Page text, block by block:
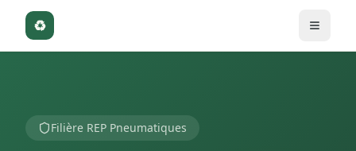
♻
Filière REP Pneumatiques